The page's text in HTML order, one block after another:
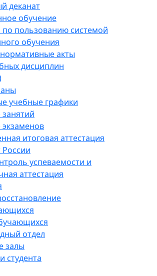
деканат
обучение
по пользованию системой
обучения
акты
дисциплин
учебные графики
итоговая аттестация
России
успеваемости и
аттестация
отдел
залы
студента